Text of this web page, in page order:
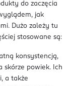
do zaczęcia
jak
Dużo zależy tu
stosowane są:
konsystencją,
skórze powiek. Ich
a także